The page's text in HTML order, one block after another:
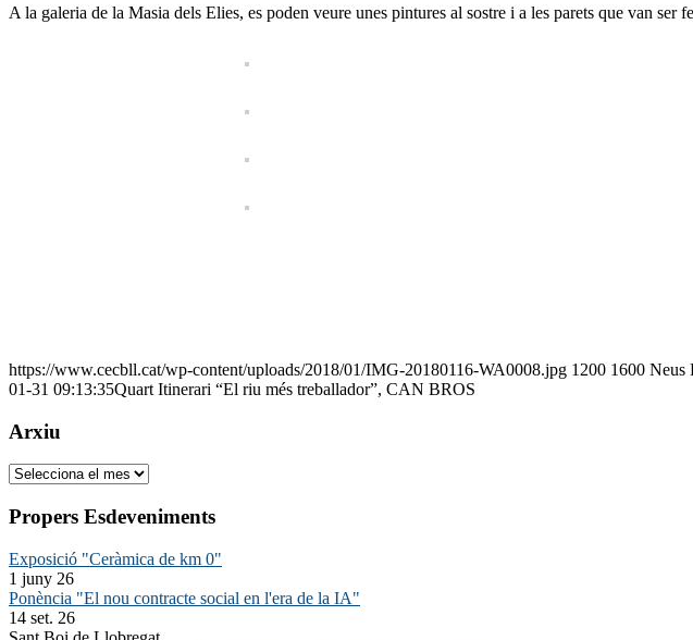
A la galeria de la Masia dels Elies, es poden veure unes pintures al sostre i a les parets que van ser
https://www.cecbll.cat/wp-content/uploads/2018/01/IMG-20180116-WA0008.jpg 1200 1600 Neus
01-31 09:13:35Quart Itinerari “El riu més treballador”, CAN BROS
Arxiu
Arxiu
Propers Esdeveniments
Exposició "Ceràmica de km 0"
1 juny 26
Ponència "El nou contracte social en l'era de la IA"
14 set. 26